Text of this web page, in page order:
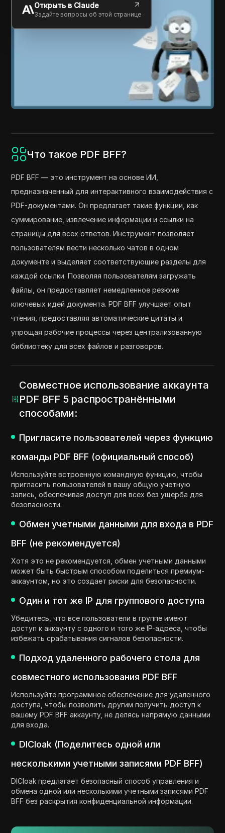
Открыть в Claude
Задайте вопросы об этой странице
Что такое PDF BFF?
PDF BFF — это инструмент на основе ИИ,
предназначенный для интерактивного взаимодействия с
PDF-документами. Он предлагает такие функции, как
суммирование, извлечение информации и ссылки на
страницы для всех ответов. Инструмент позволяет
пользователям вести несколько чатов в одном
документе и выделяет соответствующие разделы для
каждой ссылки. Позволяя пользователям загружать
файлы, он предоставляет немедленное резюме
ключевых идей документа. PDF BFF улучшает опыт
чтения, предоставляя автоматические цитаты и
упрощая рабочие процессы через централизованную
библиотеку для всех файлов и разговоров.
Совместное использование аккаунта
PDF BFF 5 распространёнными
способами:
Пригласите пользователей через функцию
команды PDF BFF (официальный способ)
Используйте встроенную командную функцию, чтобы
пригласить пользователей в вашу общую учетную
запись, обеспечивая доступ для всех без ущерба для
безопасности.
Обмен учетными данными для входа в PDF
BFF (не рекомендуется)
Хотя это не рекомендуется, обмен учетными данными
может быть быстрым способом поделиться премиум-
аккаунтом, но это создает риски для безопасности.
Один и тот же IP для группового доступа
Убедитесь, что все пользователи в группе имеют
доступ к аккаунту с одного и того же IP-адреса, чтобы
избежать срабатывания сигналов безопасности.
Подход удаленного рабочего стола для
совместного использования PDF BFF
Используйте программное обеспечение для удаленного
доступа, чтобы позволить другим получить доступ к
вашему PDF BFF аккаунту, не делясь напрямую данными
для входа.
DICloak (Поделитесь одной или
несколькими учетными записями PDF BFF)
DICloak предлагает безопасный способ управления и
обмена одной или несколькими учетными записями PDF
BFF без раскрытия конфиденциальной информации.